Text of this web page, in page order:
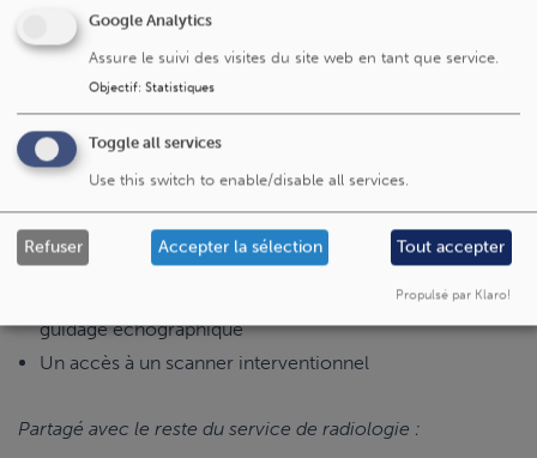
d'enseignement du service
Une rémunération variable
Une enveloppe annuelle destinée aux frais scientifiques
Equipement
Une salle monoplan Phillips Azurion installée en Janvier
2025
Une salle bi-plan Siemens Artis Icono installée en
décembre 2025
Une salle dédiée aux gestes interventionnels sous
guidage échographique
Un accès à un scanner interventionnel
Partagé avec le reste du service de radiologie :
Google Analytics
Assure le suivi des visites du site web en tant que service.
Objectif: Statistiques
Toggle all services
Use this switch to enable/disable all services.
Refuser Accepter la sélection Tout accepter
Propulsé par Klaro!